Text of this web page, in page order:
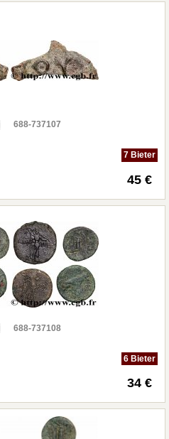
688-737107
7 Bieter
45 €
688-737108
6 Bieter
34 €